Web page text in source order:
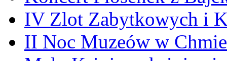
IV Zlot Zabytkowych i
II Noc Muzeów w